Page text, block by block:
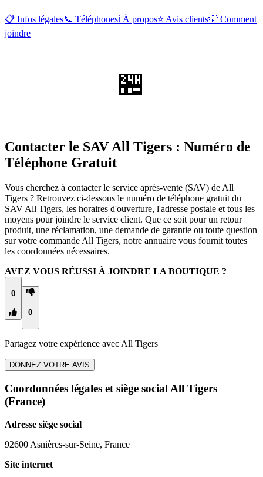
📋 Infos légales📞 Téléphonesℹ️ À propos⭐ Avis clients💡 Comment
joindre
🏪
Contacter le SAV All Tigers : Numéro de
Téléphone Gratuit
Vous cherchez à contacter le service après-vente (SAV) de All
Tigers ? Retrouvez ci-dessous le numéro de téléphone gratuit du
SAV All Tigers, les horaires d'ouverture, l'adresse postale et tous les
moyens pour joindre le service client. Que ce soit pour un retour
produit, une réclamation, une demande de garantie ou toute question
sur votre commande All Tigers, notre annuaire vous fournit toutes
les coordonnées nécessaires.
AVEZ VOUS RÉUSSI À JOINDRE LA BOUTIQUE ?
0
0
Partagez votre expérience avec All Tigers
DONNEZ VOTRE AVIS
Coordonnées légales et siège social All Tigers
(France)
Adresse siège social
92600 Asnières-sur-Seine, France
Site internet